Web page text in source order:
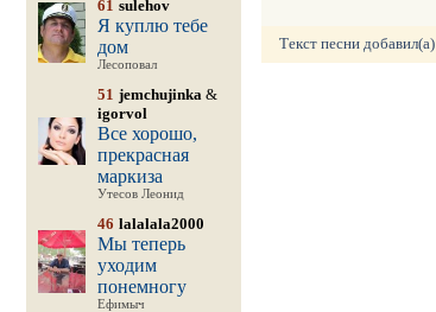
61 sulehov
Я куплю тебе
дом
Лесоповал
51 jemchujinka&
igorvol
Все хорошо,
прекрасная
маркиза
Утесов Леонид
46 lalalala2000
Мы теперь
уходим
понемногу
Ефимыч
Текст песни добавил(а)